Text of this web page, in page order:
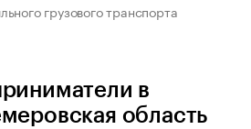
грузового транспорта
в
область